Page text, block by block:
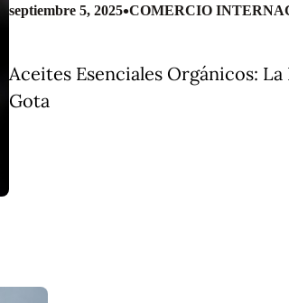
septiembre 5, 2025•COMERCIO
Aceites Esenciales Orgánicos:
Gota